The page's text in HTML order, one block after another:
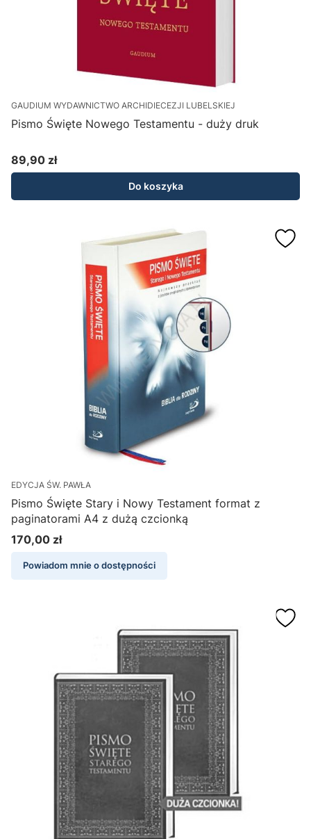
GAUDIUM WYDAWNICTWO ARCHIDIECEZJI LUBELSKIEJ
Pismo Święte Nowego Testamentu - duży druk
Cena
89,90 zł
Do koszyka
EDYCJA ŚW. PAWŁA
Pismo Święte Stary i Nowy Testament format z
paginatorami A4 z dużą czcionką
Cena
170,00 zł
Powiadom mnie o dostępności